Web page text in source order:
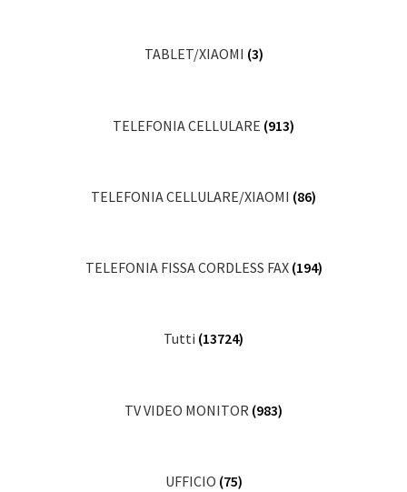
TABLET/XIAOMI (3)
TELEFONIA CELLULARE (913)
TELEFONIA CELLULARE/XIAOMI (86)
TELEFONIA FISSA CORDLESS FAX (194)
Tutti (13724)
TV VIDEO MONITOR (983)
UFFICIO (75)